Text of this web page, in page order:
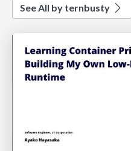
See All by ternbusty